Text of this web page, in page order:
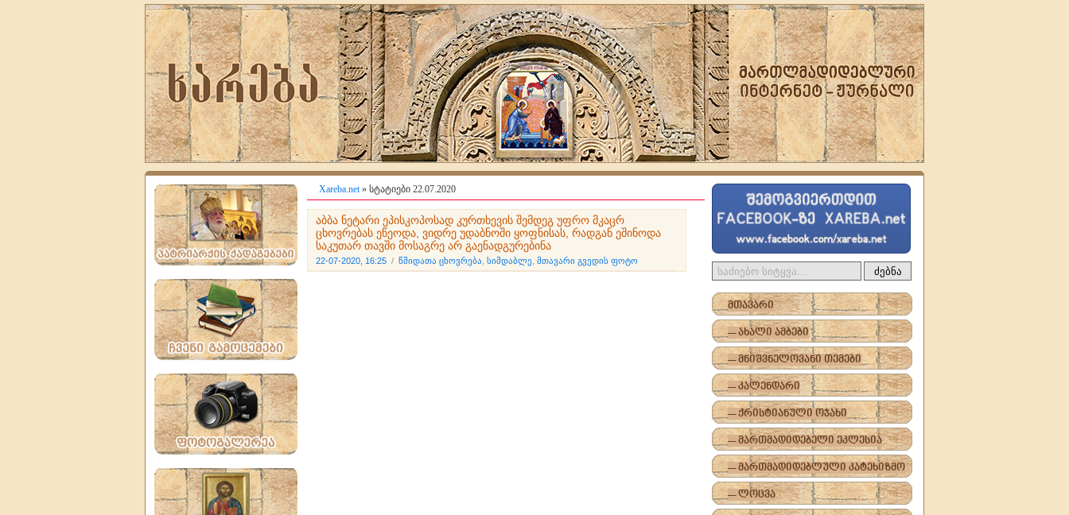
Xareba.net» სტატიები 22.07.2020
აბბა ნეტარი ეპისკოპოსად კურთხევის შემდეგ უფრო მკაცრ
ცხოვრებას ეწეოდა, ვიდრე უდაბნოში ყოფნისას, რადგან ეშინოდა
საკუთარ თავში მოსაგრე არ გაენადგურებინა
22-07-2020, 16:25 / წმიდათა ცხოვრება სიმდაბლე მთავარი გვედის ფოტო
ძებნა
მთავარი
-- ახალი ამბები
-- მნიშვნელოვანი თემები
-- კალენდარი
-- ქრისტიანული ოჯახი
-- მართმადიდებელი ეკლესია
-- მართმადიდებლული კატეხიზმო
-- ლოცვა